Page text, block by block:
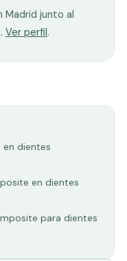
Madrid junto al
Ver perfil.
dientes
en dientes
para dientes